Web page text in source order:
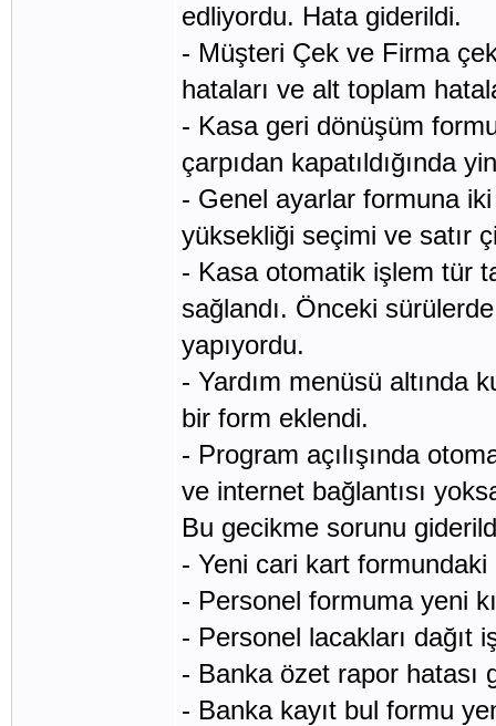
edliyordu. Hata giderildi.
- Müşteri Çek ve Firma
hataları ve alt toplam
- Kasa geri dönüşüm
çarpıdan kapatıldığında
- Genel ayarlar formuna
yüksekliği seçimi ve satır
- Kasa otomatik işlem tür
sağlandı. Önceki
yapıyordu.
- Yardım menüsü altında
bir form eklendi.
- Program açılışında
ve internet bağlantısı
Bu gecikme sorunu
- Yeni cari kart
- Personel formuma yeni
- Personel lacakları dağıt
- Banka özet rapor hatası
- Banka kayıt bul formu